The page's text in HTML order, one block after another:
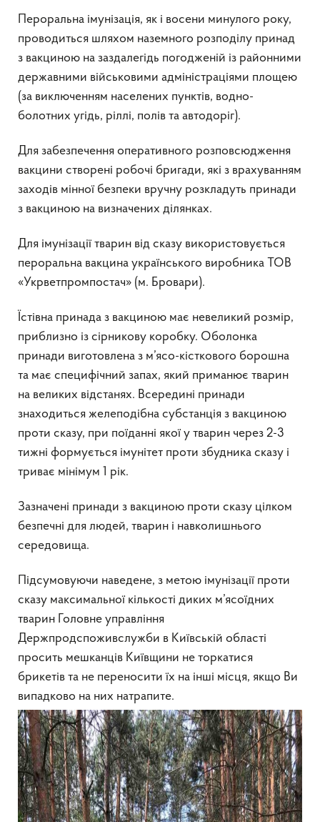
Пероральна імунізація, як і восени минулого року,
проводиться шляхом наземного розподілу принад
з вакциною на заздалегідь погодженій із районними
державними військовими адміністраціями площею
(за виключенням населених пунктів, водно-
болотних угідь, ріллі, полів та автодоріг).
Для забезпечення оперативного розповсюдження
вакцини створені робочі бригади, які з врахуванням
заходів мінної безпеки вручну розкладуть принади
з вакциною на визначених ділянках.
Для імунізації тварин від сказу використовується
пероральна вакцина українського виробника ТОВ
«Укрветпромпостач» (м. Бровари).
Їстівна принада з вакциною має невеликий розмір,
приблизно із сірникову коробку. Оболонка
принади виготовлена з м’ясо-кісткового борошна
та має специфічний запах, який приманює тварин
на великих відстанях. Всередині принади
знаходиться желеподібна субстанція з вакциною
проти сказу, при поїданні якої у тварин через 2-3
тижні формується імунітет проти збудника сказу і
триває мінімум 1 рік.
Зазначені принади з вакциною проти сказу цілком
безпечні для людей, тварин і навколишнього
середовища.
Підсумовуючи наведене, з метою імунізації проти
сказу максимальної кількості диких м’ясоїдних
тварин Головне управління
Держпродспоживслужби в Київській області
просить мешканців Київщини не торкатися
брикетів та не переносити їх на інші місця, якщо Ви
випадково на них натрапите.